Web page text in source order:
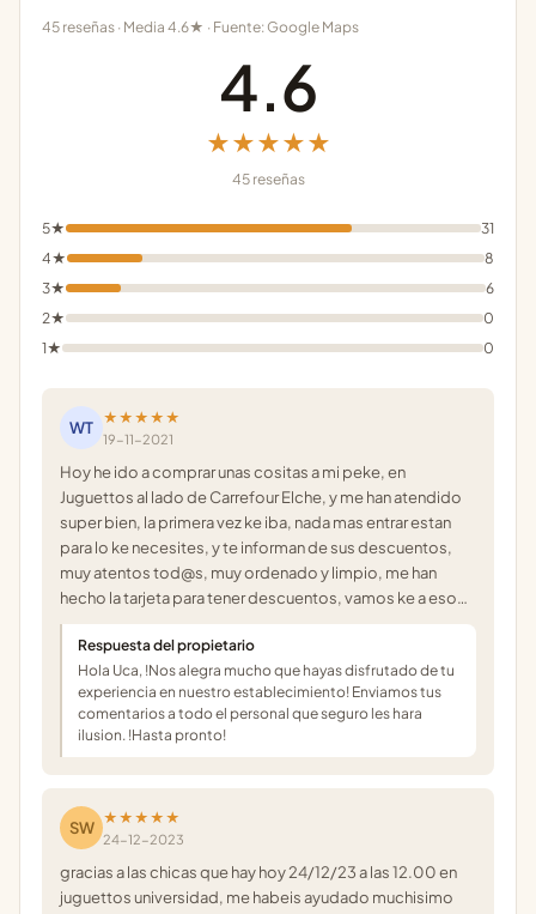
45 reseñas · Media 4.6★ · Fuente: Google Maps
4.6
★★★★★
45 reseñas
5★
31
4★
8
3★
6
2★
0
1★
0
WT
★★★★★
19-11-2021
Hoy he ido a comprar unas cositas a mi peke, en
Juguettos al lado de Carrefour Elche, y me han atendido
super bien, la primera vez ke iba, nada mas entrar estan
para lo ke necesites, y te informan de sus descuentos,
muy atentos tod@s, muy ordenado y limpio, me han
hecho la tarjeta para tener descuentos, vamos ke a eso…
Respuesta del propietario
Hola Uca, !Nos alegra mucho que hayas disfrutado de tu
experiencia en nuestro establecimiento! Enviamos tus
comentarios a todo el personal que seguro les hara
ilusion. !Hasta pronto!
SW
★★★★★
24-12-2023
gracias a las chicas que hay hoy 24/12/23 a las 12.00 en
juguettos universidad, me habeis ayudado muchisimo